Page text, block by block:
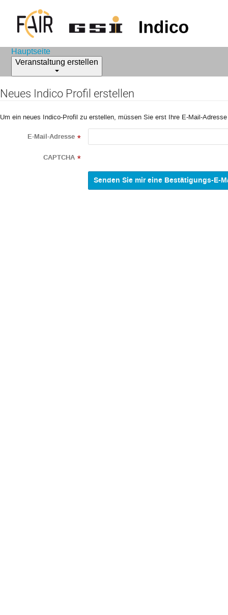
Hauptseite
Veranstaltung erstellen
Neues Indico Profil erstellen
Um ein neues Indico-Profil zu erstellen, müssen Sie erst Ihre E-Mail-
E-Mail-Adresse *
CAPTCHA *